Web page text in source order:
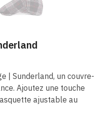
| Sunderland, un couvre-
Ajoutez une touche
ajustable au